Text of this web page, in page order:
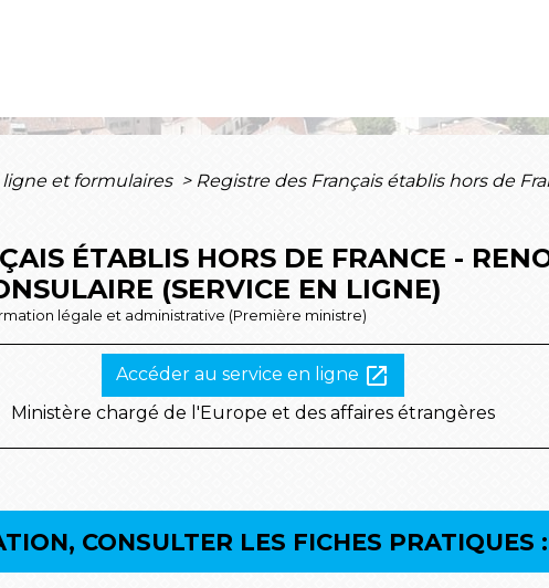
ligne et formulaires > Registre des Français établis hors de
ÉTABLIS HORS DE FRANCE -
(SERVICE EN LIGNE)
légale et administrative (Première ministre)
Accéder au service en ligne open_in_new
Ministère chargé de l'Europe et des affaires étrangères
CONSULTER LES FICHES PRATIQUES :